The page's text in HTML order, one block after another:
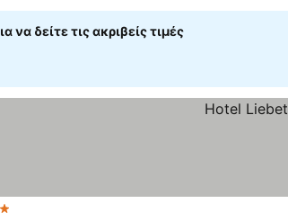
να δείτε τις ακριβείς τιμές